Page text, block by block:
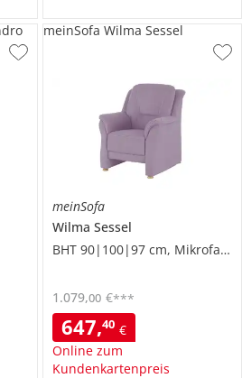
meinSofa
Wilma Sessel
BHT 90|100|97 cm, Mikrofaser
647,40 €
Online zum
Kundenkartenpreis
1.079,00 €***
meinSofa Wilma Sessel